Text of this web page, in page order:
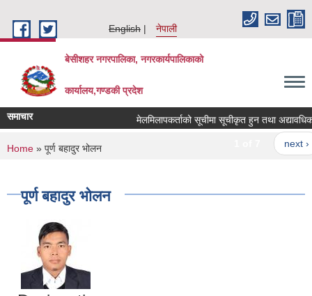
English
नेपाली
बेसीशहर नगरपालिका, नगरकार्यपालिकाको
कार्यालय,गण्डकी प्रदेश
समाचार मेलमिलापकर्ताको सूचीमा सूचीकृत हुन तथा अद्यावधिक
next ›
You are here
Home » पूर्ण बहादुर भोलन
पूर्ण बहादुर भोलन